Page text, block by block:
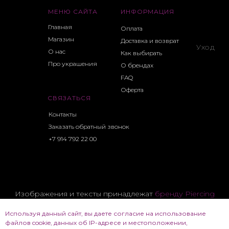
Используя данный сайт, вы даете согласие на использование
файлов cookie, данных об IP-адресе и местоположении,
СВЯЗАТЬСЯ
Контакты
Заказать обратный звонок
+7 914 792 22 00
Уход
МЕНЮ САЙТА
Главная
Магазин
О нас
Про украшения
ИНФОРМАЦИЯ
Оплата
Доставка и возврат
Как выбирать
О брендах
FAQ
Оферта
Изображения и тексты принадлежат бренду Piercing
Все фотоматериалы и тексты принадлежат их
владельцам и используются для демонстрации.